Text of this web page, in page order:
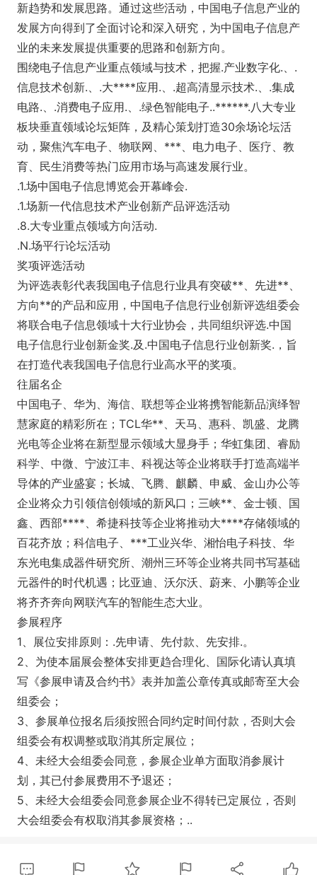
新趋势和发展思路。通过这些活动，中国电子信息产业的
发展方向得到了全面讨论和深入研究，为中国电子信息产
业的未来发展提供重要的思路和创新方向。
围绕电子信息产业重点领域与技术，把握.产业数字化.、.
信息技术创新.、.大****应用.、.超高清显示技术.、.集成
电路.、.消费电子应用.、.绿色智能电子..******.八大专业
板块垂直领域论坛矩阵，及精心策划打造30余场论坛活
动，聚焦汽车电子、物联网、***、电力电子、医疗、教
育、民生消费等热门应用市场与高速发展行业。
.1.场中国电子信息博览会开幕峰会.
.1.场新一代信息技术产业创新产品评选活动
.8.大专业重点领域方向活动.
.N.场平行论坛活动
奖项评选活动
为评选表彰代表我国电子信息行业具有突破**、先进**、
方向**的产品和应用，中国电子信息行业创新评选组委会
将联合电子信息领域十大行业协会，共同组织评选.中国
电子信息行业创新金奖.及.中国电子信息行业创新奖.，旨
在打造代表我国电子信息行业高水平的奖项。
往届名企
中国电子、华为、海信、联想等企业将携智能新品演绎智
慧家庭的精彩所在；TCL华**、天马、惠科、凯盛、龙腾
光电等企业将在新型显示领域大显身手；华虹集团、睿励
科学、中微、宁波江丰、科视达等企业将联手打造高端半
导体的产业盛宴；长城、飞腾、麒麟、申威、金山办公等
企业将众力引领信创领域的新风口；三峡**、金士顿、国
鑫、西部****、希捷科技等企业将推动大****存储领域的
百花齐放；科信电子、***工业兴华、湘怡电子科技、华
东光电集成器件研究所、潮州三环等企业将共同书写基础
元器件的时代机遇；比亚迪、沃尔沃、蔚来、小鹏等企业
将齐齐奔向网联汽车的智能生态大业。
参展程序
1、展位安排原则：.先申请、先付款、先安排.。
2、为使本届展会整体安排更趋合理化、国际化请认真填
写《参展申请及合约书》表并加盖公章传真或邮寄至大会
组委会；
3、参展单位报名后须按照合同约定时间付款，否则大会
组委会有权调整或取消其所定展位；
4、未经大会组委会同意，参展企业单方面取消参展计
划，其已付参展费用不予退还；
5、未经大会组委会同意参展企业不得转已定展位，否则
大会组委会有权取消其参展资格；..